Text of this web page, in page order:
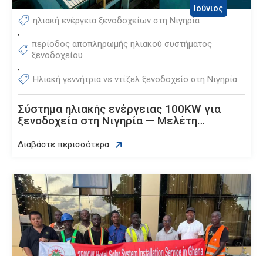
Ιούνιος
ηλιακή ενέργεια ξενοδοχείων στη Νιγηρία
,
περίοδος αποπληρωμής ηλιακού συστήματος
ξενοδοχείου
,
Ηλιακή γεννήτρια vs ντίζελ ξενοδοχείο στη Νιγηρία
Σύστημα ηλιακής ενέργειας 100KW για
ξενοδοχεία στη Νιγηρία — Μελέτη
Διαβάστε περισσότερα